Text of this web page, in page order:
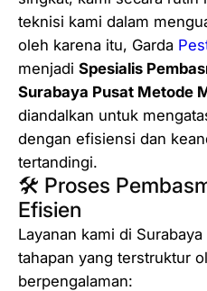
e
M
o
d
e
r
n
C
e
p
a
t
teknisi kami dalam
oleh karena itu, Garda
menjadi Spesialis
Surabaya Pusat Metode
diandalkan untuk
dengan efisiensi dan
tertandingi.
🛠️ Proses
Efisien
Layanan kami di
tahapan yang terstruktur
berpengalaman: